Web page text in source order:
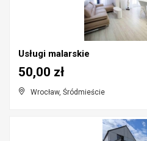
Usługi malarskie
Wrocław, Śródmieście
50,00 zł